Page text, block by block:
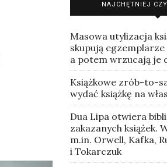
NAJCHĘTNIEJ
Masowa utylizacja
skupują
a potem wrzucają je
Książkowe zrób-to-
wydać książkę na
Dua Lipa otwiera
zakazanych książek.
m.in. Orwell, Kafka,
i Tokarczuk